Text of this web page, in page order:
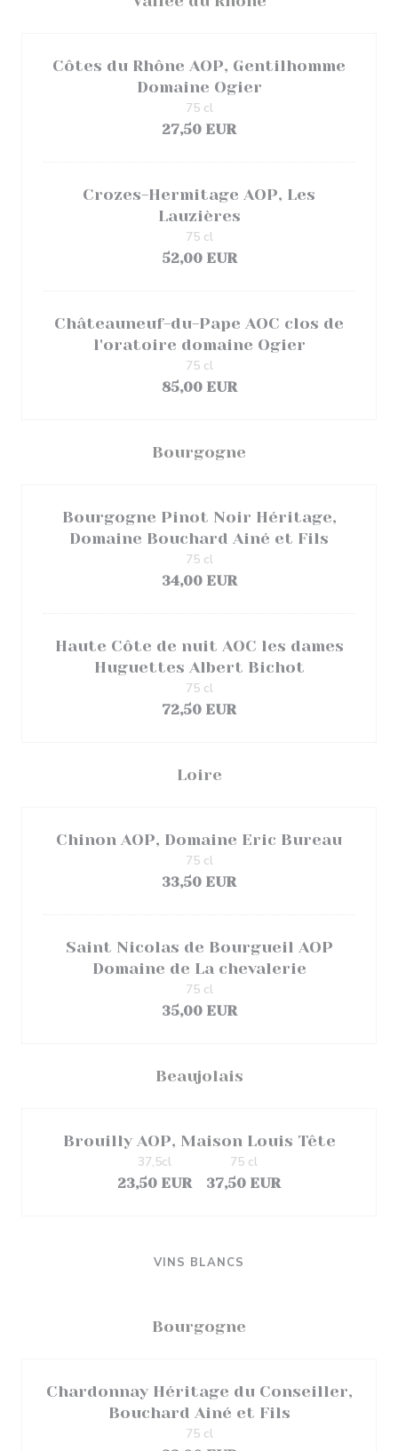
Côtes du Rhône AOP, Gentilhomme
Domaine Ogier
27,50 EUR
75 cl
Crozes-Hermitage AOP, Les
Lauzières
52,00 EUR
75 cl
Châteauneuf-du-Pape AOC clos de
l'oratoire domaine Ogier
85,00 EUR
75 cl
Bourgogne
Bourgogne Pinot Noir Héritage,
Domaine Bouchard Ainé et Fils
34,00 EUR
75 cl
Haute Côte de nuit AOC les dames
Huguettes Albert Bichot
72,50 EUR
75 cl
Loire
Chinon AOP, Domaine Eric Bureau
33,50 EUR
75 cl
Saint Nicolas de Bourgueil AOP
Domaine de La chevalerie
35,00 EUR
75 cl
Beaujolais
Brouilly AOP, Maison Louis Tête
23,50 EUR
37,5cl
37,50 EUR
75 cl
VINS BLANCS
Bourgogne
Chardonnay Héritage du Conseiller,
Bouchard Ainé et Fils
75 cl